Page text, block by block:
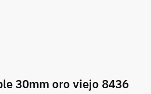
30mm oro viejo 8436